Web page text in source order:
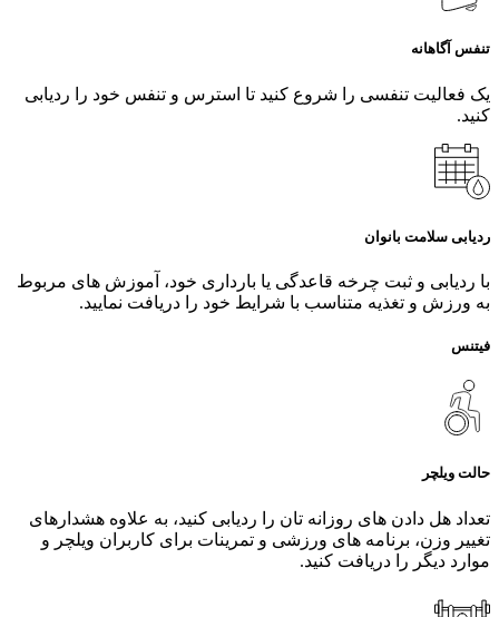
تنفس آگاهانه
یک فعالیت تنفسی را شروع کنید تا استرس و تنفس خود را ردیابی
کنید.
ردیابی سلامت بانوان
با ردیابی و ثبت چرخه قاعدگی یا بارداری خود، آموزش‌ های مربوط
به ورزش و تغذیه متناسب با شرایط خود را دریافت نمایید.
فیتنس
حالت ویلچر
تعداد هل دادن‌ های روزانه‌ تان را ردیابی کنید، به علاوه هشدارهای
تغییر وزن، برنامه‌ های ورزشی و تمرینات برای کاربران ویلچر و
موارد دیگر را دریافت کنید.